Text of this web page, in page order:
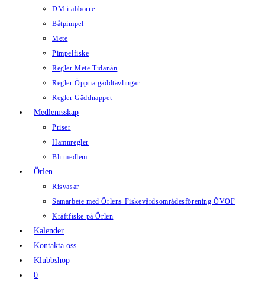
DM i abborre
Båtpimpel
Mete
Pimpelfiske
Regler Mete Tidanån
Regler Öppna gäddtävlingar
Regler Gäddnappet
Medlemsskap
Priser
Hamnregler
Bli medlem
Örlen
Risvasar
Samarbete med Örlens Fiskevårdsområdesförening ÖVOF
Kräftfiske på Örlen
Kalender
Kontakta oss
Klubbshop
0